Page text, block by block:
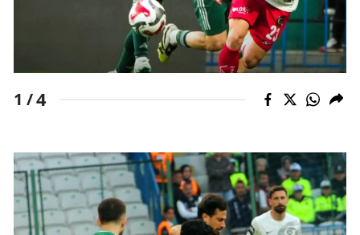
1 /4